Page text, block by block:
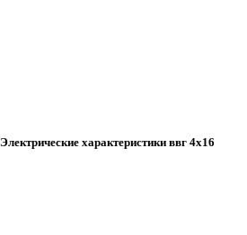
Электрические характеристики ввг 4х16